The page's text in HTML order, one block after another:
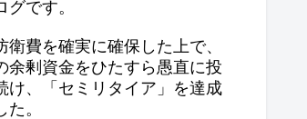
グです。
衛費を確実に確保した上で、
余剰資金をひたすら愚直に投
け、「セミリタイア」を達成
た。